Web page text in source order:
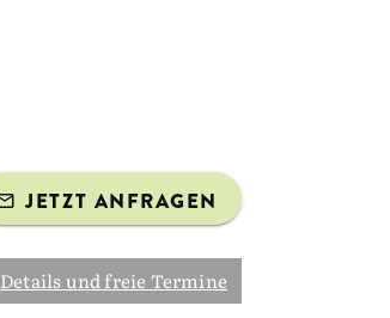
JETZT ANFRAGEN
Details und freie Termine